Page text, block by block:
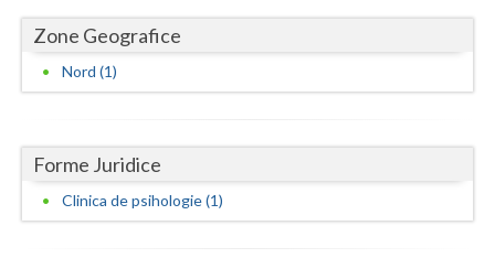
Galati
Giurgiu
Harghita
Zone Geografice
Nord (1)
Forme Juridice
Clinica de psihologie (1)